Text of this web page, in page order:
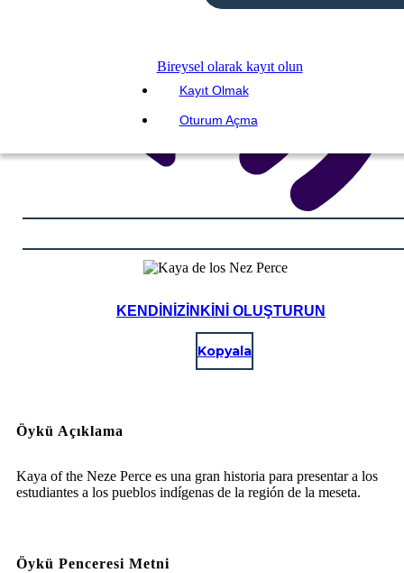
Bireysel olarak kayıt olun
Kayıt Olmak
Oturum Açma
KENDINIZINKINI OLUŞTURUN
Kopyala
Öykü Açıklama
Kaya of the Neze Perce es una gran historia para presentar a los
estudiantes a los pueblos indígenas de la región de la meseta.
Öykü Penceresi Metni